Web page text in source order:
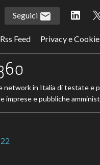
Seguici
Rss Feed Privacy e
network in Italia di testate e
imprese e pubbliche